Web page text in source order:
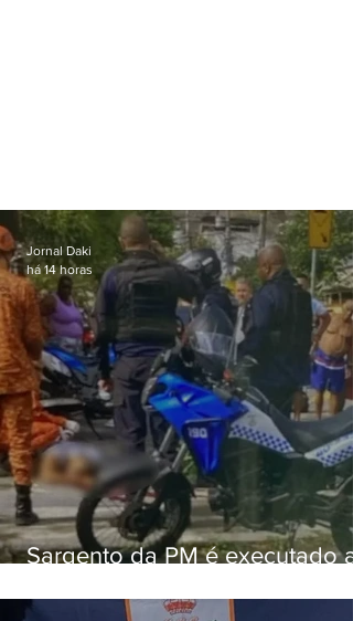
Sargento da PM é executado a
em Vaz Lobo
Jornal Daki
há 14 horas